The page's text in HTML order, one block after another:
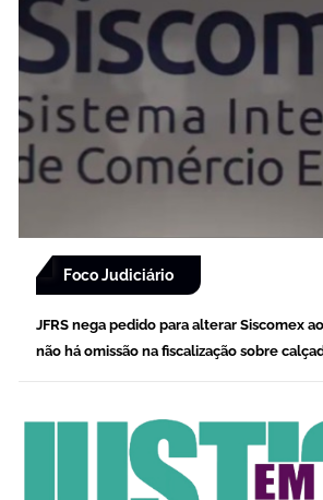
Foco Judiciário
JFRS nega pedido para alterar Siscomex
não há omissão na fiscalização sobre